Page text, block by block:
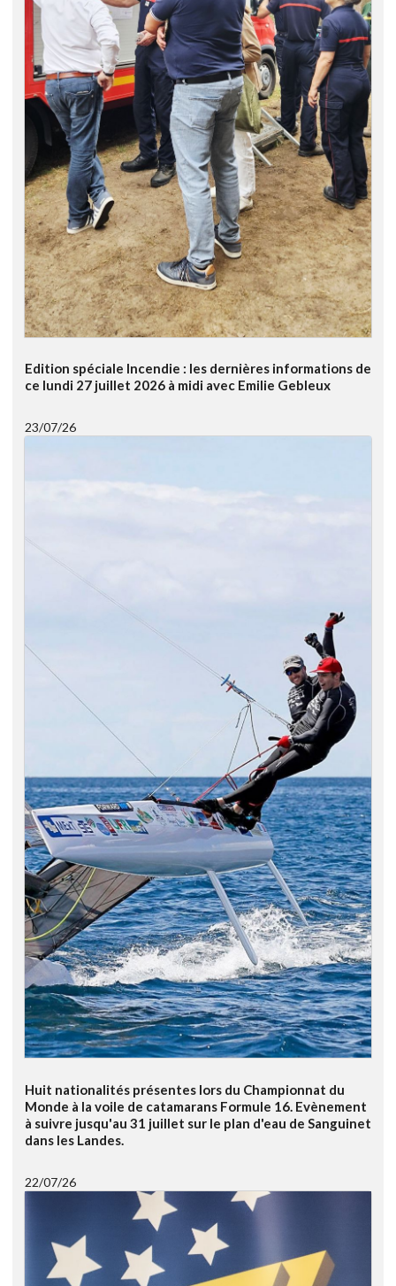
Edition spéciale Incendie : les dernières informations de
ce lundi 27 juillet 2026 à midi avec Emilie Gebleux
23/07/26
Huit nationalités présentes lors du Championnat du
Monde à la voile de catamarans Formule 16. Evènement
à suivre jusqu'au 31 juillet sur le plan d'eau de Sanguinet
dans les Landes.
22/07/26